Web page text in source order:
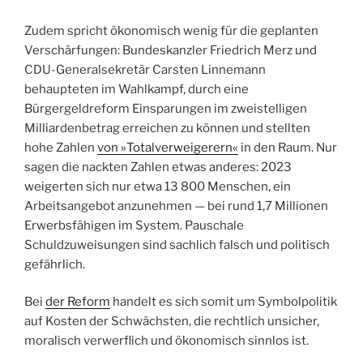
Zudem spricht ökonomisch wenig für die geplanten
Verschärfungen: Bundeskanzler Friedrich Merz und
CDU-Generalsekretär Carsten Linnemann
behaupteten im Wahlkampf, durch eine
Bürgergeldreform Einsparungen im zweistelligen
Milliardenbetrag erreichen zu können und stellten
hohe Zahlen von »Totalverweigerern« in den Raum. Nur
sagen die nackten Zahlen etwas anderes: 2023
weigerten sich nur etwa 13 800 Menschen, ein
Arbeitsangebot anzunehmen — bei rund 1,7 Millionen
Erwerbsfähigen im System. Pauschale
Schuldzuweisungen sind sachlich falsch und politisch
gefährlich.
Bei der Reform handelt es sich somit um Symbolpolitik
auf Kosten der Schwächsten, die rechtlich unsicher,
moralisch verwerflich und ökonomisch sinnlos ist.